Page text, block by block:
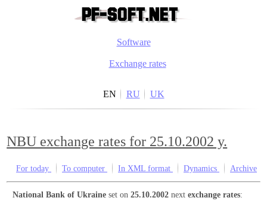
Software
Exchange rates
EN RU UK
NBU exchange rates for 25.10.2002 y.
For today To computer In XML format Dynamics Archive
National Bank of Ukraine set on25.10.2002 nextexchange rates: